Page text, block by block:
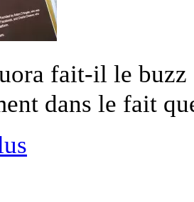
fait-il le buzz
dans le fait